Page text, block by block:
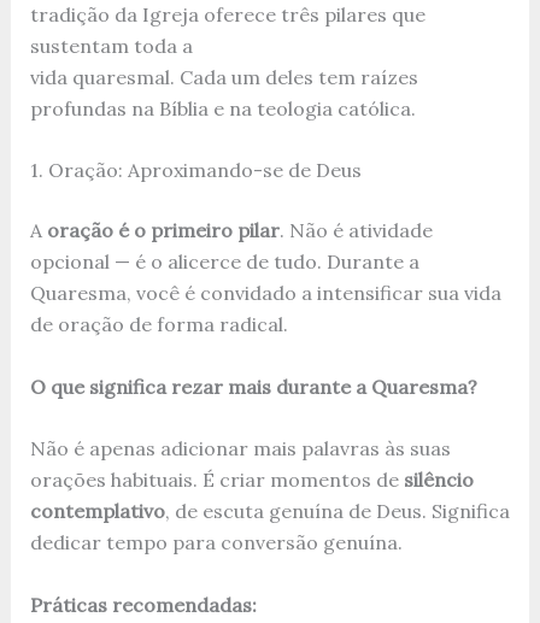
tradição da Igreja oferece três pilares que
sustentam toda a
vida quaresmal. Cada um deles tem raízes
profundas na Bíblia e na teologia católica.
1. Oração: Aproximando-se de Deus
A oração é o primeiro pilar. Não é atividade
opcional — é o alicerce de tudo. Durante a
Quaresma, você é convidado a intensificar sua vida
de oração de forma radical.
O que significa rezar mais durante a Quaresma?
Não é apenas adicionar mais palavras às suas
orações habituais. É criar momentos de silêncio
contemplativo, de escuta genuína de Deus. Significa
dedicar tempo para conversão genuína.
Práticas recomendadas: